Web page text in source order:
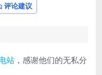
评论建议
站 ，感谢他们的无私分